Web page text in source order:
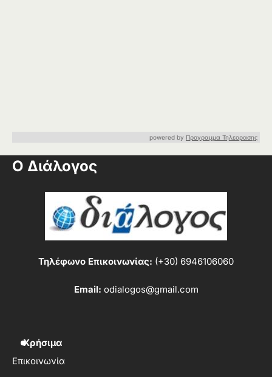
powered by Προγραμμα Τηλεορασης
Ο Διάλογος
Τηλέφωνο Επικοινωνίας: (+30) 6946106060
Email: odialogos@gmail.com
Χρήσιμα
Επικοινωνία